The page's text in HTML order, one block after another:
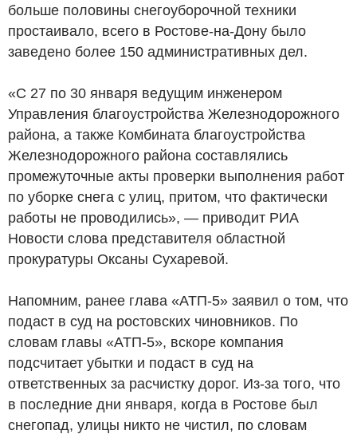
больше половины снегоуборочной техники
простаивало, всего в Ростове-на-Дону было
заведено более 150 административных дел.
«С 27 по 30 января ведущим инженером
Управления благоустройства Железнодорожного
района, а также Комбината благоустройства
Железнодорожного района составлялись
промежуточные акты проверки выполнения работ
по уборке снега с улиц, притом, что фактически
работы не проводились», — приводит РИА
Новости слова представителя областной
прокуратуры Оксаны Сухаревой.
Напомним, ранее глава «АТП-5» заявил о том, что
подаст в суд на ростовских чиновников. По
словам главы «АТП-5», вскоре компания
подсчитает убытки и подаст в суд на
ответственных за расчистку дорог. Из-за того, что
в последние дни января, когда в Ростове был
снегопад, улицы никто не чистил, по словам